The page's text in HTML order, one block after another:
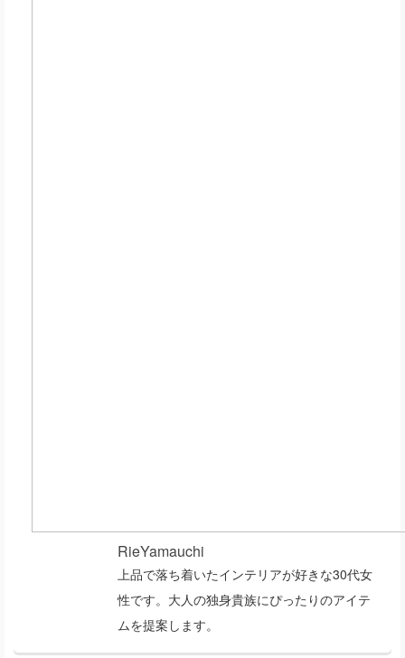
RieYamauchi
上品で落ち着いたインテリアが好きな30代女
性です。大人の独身貴族にぴったりのアイテ
ムを提案します。